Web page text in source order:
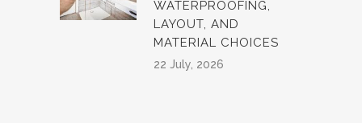
WATERPROOFING,
LAYOUT, AND
MATERIAL CHOICES
22 July, 2026